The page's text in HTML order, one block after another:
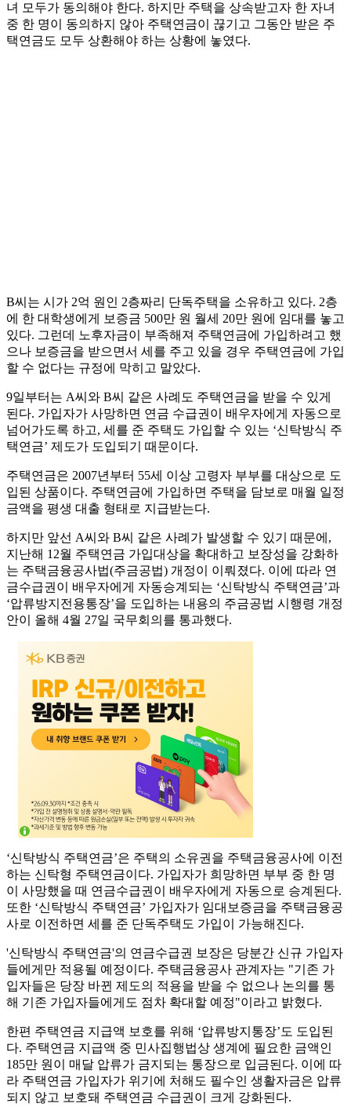
녀 모두가 동의해야 한다. 하지만 주택을 상속받고자 한 자녀
중 한 명이 동의하지 않아 주택연금이 끊기고 그동안 받은 주
택연금도 모두 상환해야 하는 상황에 놓였다.
B씨는 시가 2억 원인 2층짜리 단독주택을 소유하고 있다. 2층
에 한 대학생에게 보증금 500만 원 월세 20만 원에 임대를 놓고
있다. 그런데 노후자금이 부족해져 주택연금에 가입하려고 했
으나 보증금을 받으면서 세를 주고 있을 경우 주택연금에 가입
할 수 없다는 규정에 막히고 말았다.
9일부터는 A씨와 B씨 같은 사례도 주택연금을 받을 수 있게
된다. 가입자가 사망하면 연금 수급권이 배우자에게 자동으로
넘어가도록 하고, 세를 준 주택도 가입할 수 있는 ‘신탁방식 주
택연금’ 제도가 도입되기 때문이다.
주택연금은 2007년부터 55세 이상 고령자 부부를 대상으로 도
입된 상품이다. 주택연금에 가입하면 주택을 담보로 매월 일정
금액을 평생 대출 형태로 지급받는다.
하지만 앞선 A씨와 B씨 같은 사례가 발생할 수 있기 때문에,
지난해 12월 주택연금 가입대상을 확대하고 보장성을 강화하
는 주택금융공사법(주금공법) 개정이 이뤄졌다. 이에 따라 연
금수급권이 배우자에게 자동승계되는 ‘신탁방식 주택연금’과
‘압류방지전용통장’을 도입하는 내용의 주금공법 시행령 개정
안이 올해 4월 27일 국무회의를 통과했다.
‘신탁방식 주택연금’은 주택의 소유권을 주택금융공사에 이전
하는 신탁형 주택연금이다. 가입자가 희망하면 부부 중 한 명
이 사망했을 때 연금수급권이 배우자에게 자동으로 승계된다.
또한 ‘신탁방식 주택연금’ 가입자가 임대보증금을 주택금융공
사로 이전하면 세를 준 단독주택도 가입이 가능해진다.
'신탁방식 주택연금'의 연금수급권 보장은 당분간 신규 가입자
들에게만 적용될 예정이다. 주택금융공사 관계자는 "기존 가
입자들은 당장 바뀐 제도의 적용을 받을 수 없으나 논의를 통
해 기존 가입자들에게도 점차 확대할 예정"이라고 밝혔다.
한편 주택연금 지급액 보호를 위해 ‘압류방지통장’도 도입된
다. 주택연금 지급액 중 민사집행법상 생계에 필요한 금액인
185만 원이 매달 압류가 금지되는 통장으로 입금된다. 이에 따
라 주택연금 가입자가 위기에 처해도 필수인 생활자금은 압류
되지 않고 보호돼 주택연금 수급권이 크게 강화된다.